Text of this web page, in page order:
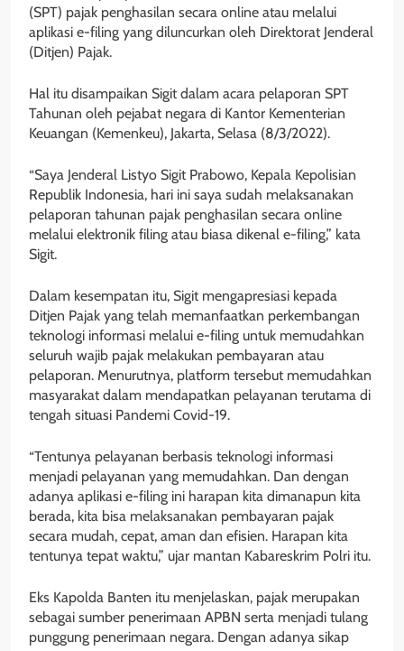
(SPT) pajak penghasilan secara online atau melalui
aplikasi e-filing yang diluncurkan oleh Direktorat Jenderal
(Ditjen) Pajak.
Hal itu disampaikan Sigit dalam acara pelaporan SPT
Tahunan oleh pejabat negara di Kantor Kementerian
Keuangan (Kemenkeu), Jakarta, Selasa (8/3/2022).
“Saya Jenderal Listyo Sigit Prabowo, Kepala Kepolisian
Republik Indonesia, hari ini saya sudah melaksanakan
pelaporan tahunan pajak penghasilan secara online
melalui elektronik filing atau biasa dikenal e-filing,” kata
Sigit.
Dalam kesempatan itu, Sigit mengapresiasi kepada
Ditjen Pajak yang telah memanfaatkan perkembangan
teknologi informasi melalui e-filing untuk memudahkan
seluruh wajib pajak melakukan pembayaran atau
pelaporan. Menurutnya, platform tersebut memudahkan
masyarakat dalam mendapatkan pelayanan terutama di
tengah situasi Pandemi Covid-19.
“Tentunya pelayanan berbasis teknologi informasi
menjadi pelayanan yang memudahkan. Dan dengan
adanya aplikasi e-filing ini harapan kita dimanapun kita
berada, kita bisa melaksanakan pembayaran pajak
secara mudah, cepat, aman dan efisien. Harapan kita
tentunya tepat waktu,” ujar mantan Kabareskrim Polri itu.
Eks Kapolda Banten itu menjelaskan, pajak merupakan
sebagai sumber penerimaan APBN serta menjadi tulang
punggung penerimaan negara. Dengan adanya sikap